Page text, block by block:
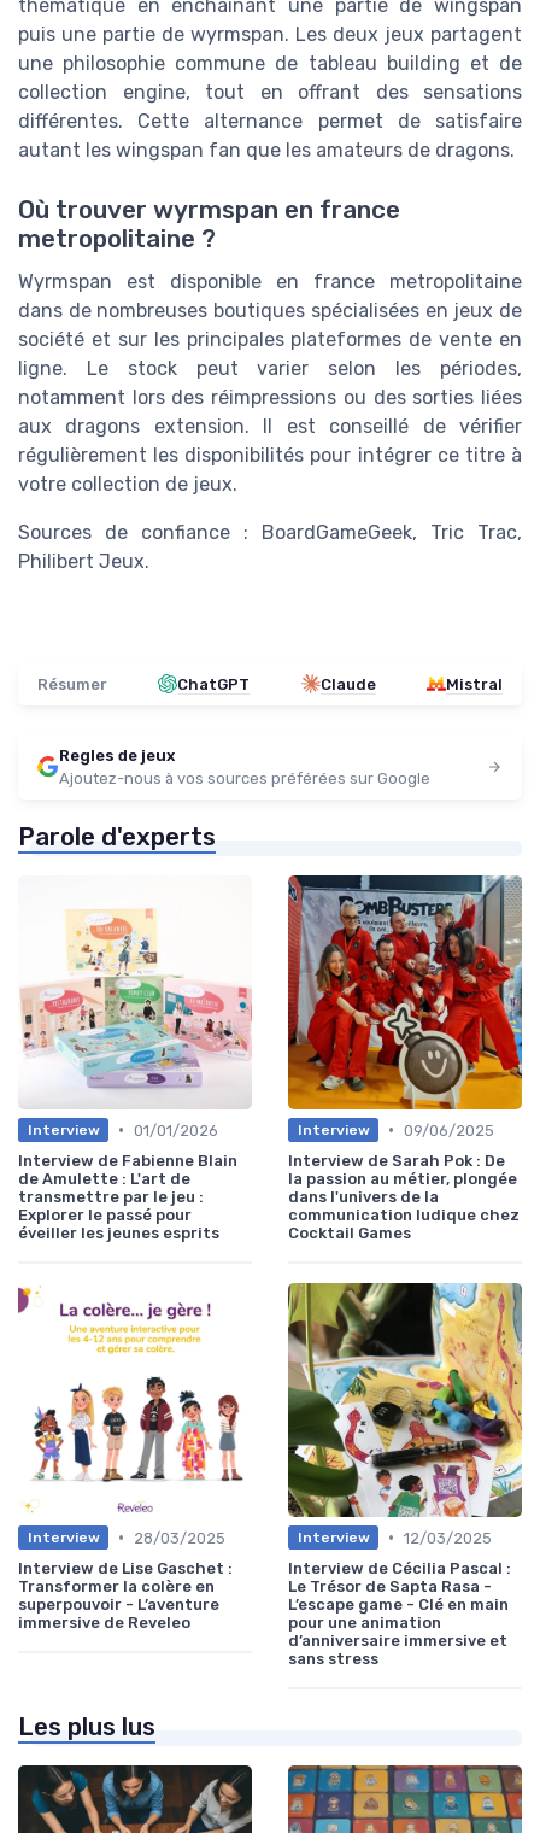
thématique en enchaînant une partie de wingspan
puis une partie de wyrmspan. Les deux jeux partagent
une philosophie commune de tableau building et de
collection engine, tout en offrant des sensations
différentes. Cette alternance permet de satisfaire
autant les wingspan fan que les amateurs de dragons.
Où trouver wyrmspan en france
metropolitaine ?
Wyrmspan est disponible en france metropolitaine
dans de nombreuses boutiques spécialisées en jeux de
société et sur les principales plateformes de vente en
ligne. Le stock peut varier selon les périodes,
notamment lors des réimpressions ou des sorties liées
aux dragons extension. Il est conseillé de vérifier
régulièrement les disponibilités pour intégrer ce titre à
votre collection de jeux.
Sources de confiance : BoardGameGeek, Tric Trac,
Philibert Jeux.
Résumer ChatGPT Claude Mistral
Regles de jeux
Ajoutez-nous à vos sources préférées sur Google
Parole d'experts
Interview • 01/01/2026
Interview de Fabienne Blain
de Amulette : L'art de
transmettre par le jeu :
Explorer le passé pour
éveiller les jeunes esprits
Interview • 09/06/2025
Interview de Sarah Pok : De
la passion au métier, plongée
dans l'univers de la
communication ludique chez
Cocktail Games
Interview •
28/03/2025
Interview de Lise Gaschet :
Transformer la colère en
superpouvoir - L’aventure
immersive de Reveleo
Interview • 12/03/2025
Interview de Cécilia Pascal :
Le Trésor de Sapta Rasa -
L’escape game - Clé en main
pour une animation
d’anniversaire immersive et
sans stress
Les plus lus